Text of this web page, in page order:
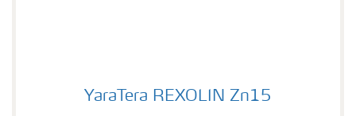
YaraTera REXOLIN Zn15